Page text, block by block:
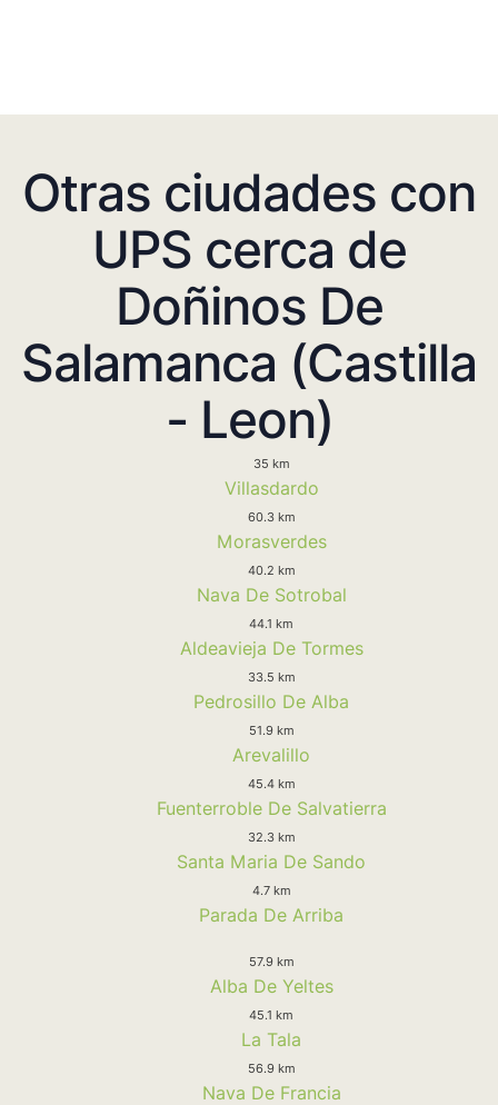
Otras ciudades con
UPS cerca de
Doñinos De
Salamanca (Castilla
- Leon)
35 km
Villasdardo
60.3 km
Morasverdes
40.2 km
Nava De Sotrobal
44.1 km
Aldeavieja De Tormes
33.5 km
Pedrosillo De Alba
51.9 km
Arevalillo
45.4 km
Fuenterroble De Salvatierra
32.3 km
Santa Maria De Sando
4.7 km
Parada De Arriba
57.9 km
Alba De Yeltes
45.1 km
La Tala
56.9 km
Nava De Francia